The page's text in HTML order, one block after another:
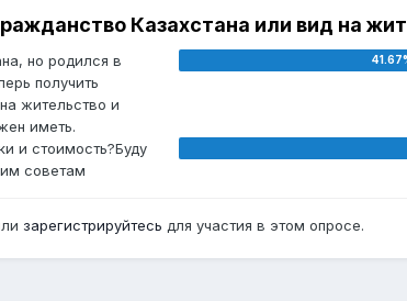
Казахстана или вид на жит
но родился в
получить
жительство и
иметь.
и стоимость?Буду
советам
зарегистрируйтесь для участия в этом опросе.